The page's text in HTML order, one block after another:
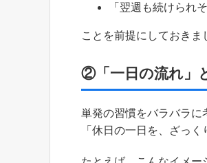
「翌週も続けられ
ことを前提にしておきま
②「一日の流れ」
単発の習慣をバラバラに
「休日の一日を、ざっ